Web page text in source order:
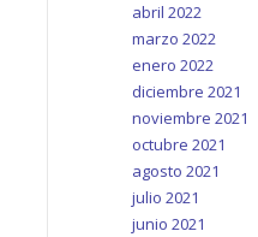
abril 2022
marzo 2022
enero 2022
diciembre 2021
noviembre 2021
octubre 2021
agosto 2021
julio 2021
junio 2021